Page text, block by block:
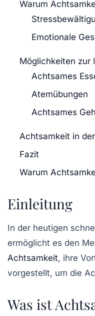
Warum
Emotionale
Möglichkeiten zur
Achtsames
Atemübungen
Achtsames
Achtsamkeit in
Fazit
Warum
Einleitung
In der heutigen
ermöglicht es den
Achtsamkeit, ihre
vorgestellt, um die
Was ist